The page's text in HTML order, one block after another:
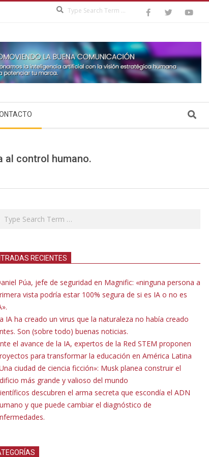
Search
al control humano.
RECIENTES
Púa, jefe de seguridad en Magnific: «ninguna persona a
vista podría estar 100% segura de si es IA o no es
IA ha creado un virus que la naturaleza no había creado
Son (sobre todo) buenas noticias.
el avance de la IA, expertos de la Red STEM proponen
para transformar la educación en América Latina
ciudad de ciencia ficción»: Musk planea construir el
más grande y valioso del mundo
descubren el arma secreta que escondía el ADN
y que puede cambiar el diagnóstico de